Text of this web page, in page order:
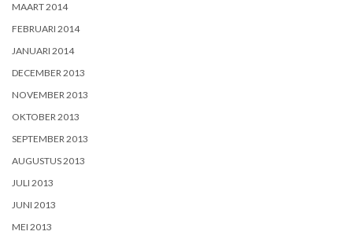
MAART 2014
FEBRUARI 2014
JANUARI 2014
DECEMBER 2013
NOVEMBER 2013
OKTOBER 2013
SEPTEMBER 2013
AUGUSTUS 2013
JULI 2013
JUNI 2013
MEI 2013